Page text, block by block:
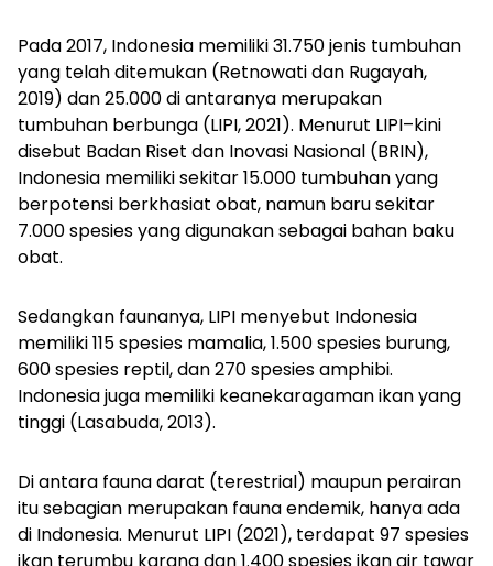
Pada 2017, Indonesia memiliki 31.750 jenis tumbuhan
yang telah ditemukan (Retnowati dan Rugayah,
2019) dan 25.000 di antaranya merupakan
tumbuhan berbunga (LIPI, 2021). Menurut LIPI–kini
disebut Badan Riset dan Inovasi Nasional (BRIN),
Indonesia memiliki sekitar 15.000 tumbuhan yang
berpotensi berkhasiat obat, namun baru sekitar
7.000 spesies yang digunakan sebagai bahan baku
obat.
Sedangkan faunanya, LIPI menyebut Indonesia
memiliki 115 spesies mamalia, 1.500 spesies burung,
600 spesies reptil, dan 270 spesies amphibi.
Indonesia juga memiliki keanekaragaman ikan yang
tinggi (Lasabuda, 2013).
Di antara fauna darat (terestrial) maupun perairan
itu sebagian merupakan fauna endemik, hanya ada
di Indonesia. Menurut LIPI (2021), terdapat 97 spesies
ikan terumbu karang dan 1.400 spesies ikan air tawar